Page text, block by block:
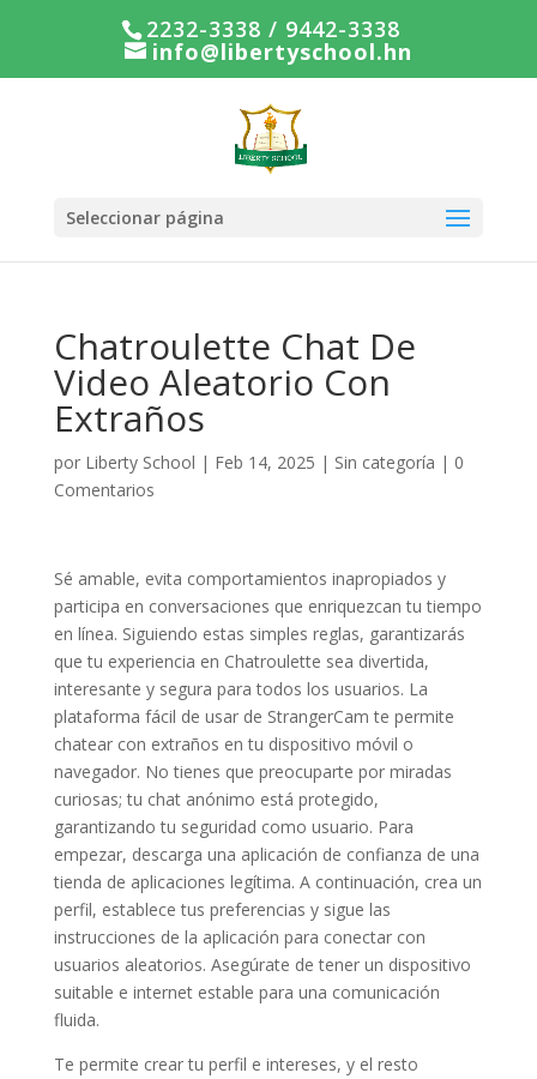
2232-3338 / 9442-3338
info@libertyschool.hn
Seleccionar página
Chatroulette Chat De
Video Aleatorio Con
Extraños
por Liberty School | Feb 14, 2025 | Sin categoría | 0
Comentarios
Sé amable, evita comportamientos inapropiados y
participa en conversaciones que enriquezcan tu tiempo
en línea. Siguiendo estas simples reglas, garantizarás
que tu experiencia en Chatroulette sea divertida,
interesante y segura para todos los usuarios. La
plataforma fácil de usar de StrangerCam te permite
chatear con extraños en tu dispositivo móvil o
navegador. No tienes que preocuparte por miradas
curiosas; tu chat anónimo está protegido,
garantizando tu seguridad como usuario. Para
empezar, descarga una aplicación de confianza de una
tienda de aplicaciones legítima. A continuación, crea un
perfil, establece tus preferencias y sigue las
instrucciones de la aplicación para conectar con
usuarios aleatorios. Asegúrate de tener un dispositivo
suitable e internet estable para una comunicación
fluida.
Te permite crear tu perfil e intereses, y el resto